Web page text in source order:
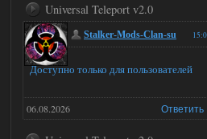
Universal Teleport v2.0
Stalker-Mods-Clan-su
Доступно только для пользователей
06.08.2026